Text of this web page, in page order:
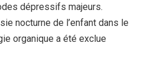
dépressifs majeurs.
nocturne de l’enfant dans le
organique a été exclue